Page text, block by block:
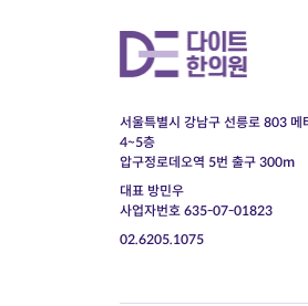
서울특별시 강남구 선릉로 803 메
4~5층
압구정로데오역 5번 출구 300m
대표 방민우
사업자번호 635-07-01823
02.6205.1075